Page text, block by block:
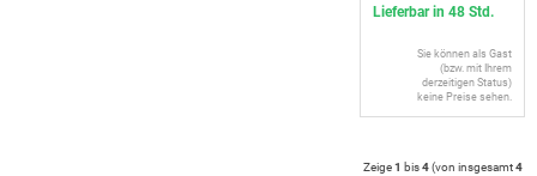
Lieferbar in 48 Std.
Sie können als Gast
(bzw. mit Ihrem
derzeitigen Status)
keine Preise sehen.
Zeige1 bis4(von insgesamt4